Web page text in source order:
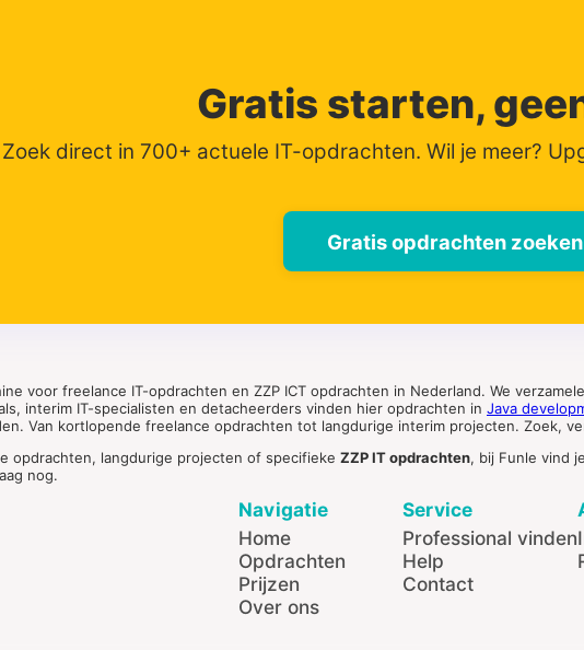
Gratis starten,
Zoek direct in 700+ actuele IT-opdrachten. Wil je meer?
Gratis opdrachten zoeken
voor freelance IT-opdrachten en ZZP ICT opdrachten in Nederland. We
interim IT-specialisten en detacheerders vinden hier opdrachten in Java
Van kortlopende freelance opdrachten tot langdurige interim projecten. Zoek,
opdrachten, langdurige projecten of specifieke ZZP IT opdrachten, bij Funle vind
nog.
Navigatie
Home
Opdrachten
Prijzen
Over ons
Service
Professional vinden
Help
Contact